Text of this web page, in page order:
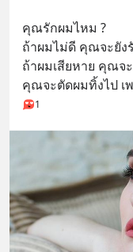
คุณรักผมไหม ?
ถ้าผมไม่ดี คุณจะยัง
ถ้าผมเสียหาย คุณจ
คุณจะตัดผมทิ้งไป เ
1